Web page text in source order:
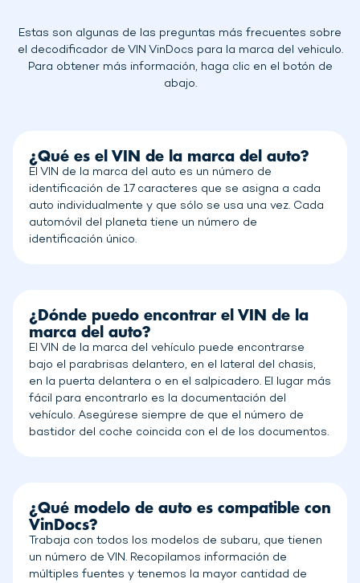
Estas son algunas de las preguntas más frecuentes sobre
el decodificador de VIN VinDocs para la marca del vehiculo.
Para obtener más información, haga clic en el botón de
abajo.
¿Qué es el VIN de la marca del auto?
El VIN de la marca del auto es un número de
identificación de 17 caracteres que se asigna a cada
auto individualmente y que sólo se usa una vez. Cada
automóvil del planeta tiene un número de
identificación único.
¿Dónde puedo encontrar el VIN de la
marca del auto?
El VIN de la marca del vehículo puede encontrarse
bajo el parabrisas delantero, en el lateral del chasis,
en la puerta delantera o en el salpicadero. El lugar más
fácil para encontrarlo es la documentación del
vehículo. Asegúrese siempre de que el número de
bastidor del coche coincida con el de los documentos.
¿Qué modelo de auto es compatible con
VinDocs?
Trabaja con todos los modelos de subaru, que tienen
un número de VIN. Recopilamos información de
múltiples fuentes y tenemos la mayor cantidad de